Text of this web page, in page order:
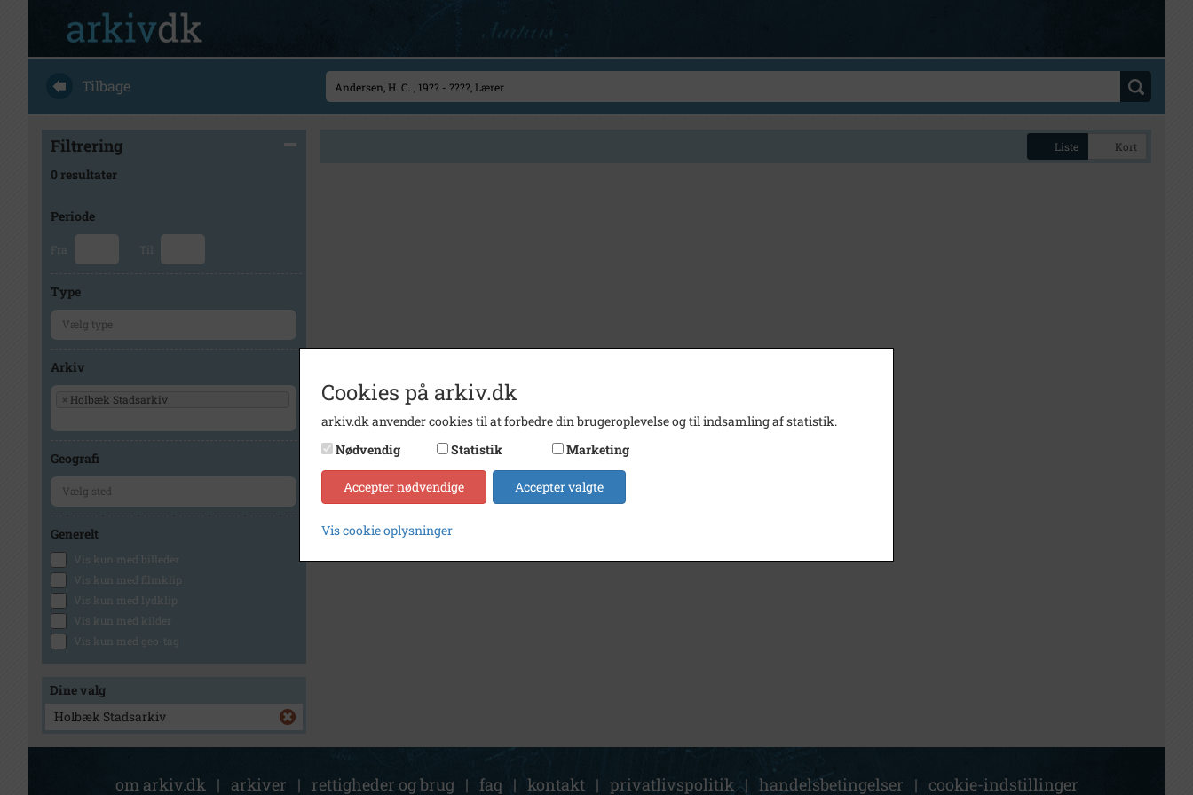
Tilbage
Filtrering
0 resultater
Periode
Fra Til
Type
Arkiv
× Holbæk Stadsarkiv
Geografi
Generelt
Vis kun med billeder
Vis kun med filmklip
Vis kun med lydklip
Vis kun med kilder
Vis kun med geo-tag
Dine valg
Holbæk Stadsarkiv
Liste Kort
om arkiv.dk | arkiver | rettigheder og brug | faq | kontakt | privatlivspolitik | handelsbetingelser | cookie-indstillinger
Cookies på arkiv.dk
arkiv.dk anvender cookies til at forbedre din brugeroplevelse og til indsamling af statistik.
Nødvendig
Statistik Marketing
Accepter nødvendige Accepter valgte
Vis cookie oplysninger